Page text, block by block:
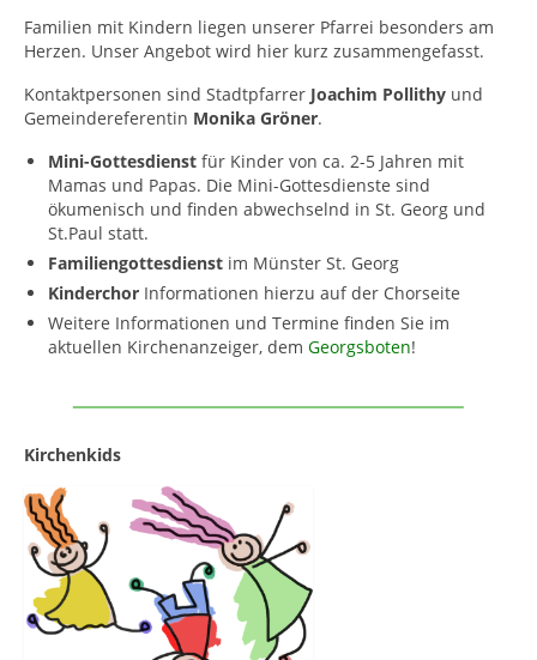
Kontakte
Links
Einrichtungen
Gruppen
Kirchenmusik
Sakramente
Kirchen
Kirchenrenovierung
Pfarrzentrum
Pfarrgarten
Geschichte
Familien mit Kindern liegen unserer Pfarrei besonders am
Herzen. Unser Angebot wird hier kurz zusammengefasst.
Kontaktpersonen sind Stadtpfarrer Joachim Pollithy und
Gemeindereferentin Monika Gröner.
Mini-Gottesdienst für Kinder von ca. 2-5 Jahren mit
Mamas und Papas. Die Mini-Gottesdienste sind
ökumenisch und finden abwechselnd in St. Georg und
St.Paul statt.
Familiengottesdienst im Münster St. Georg
Kinderchor Informationen hierzu auf der Chorseite
Weitere Informationen und Termine finden Sie im
aktuellen Kirchenanzeiger, dem Georgsboten!
Kirchenkids